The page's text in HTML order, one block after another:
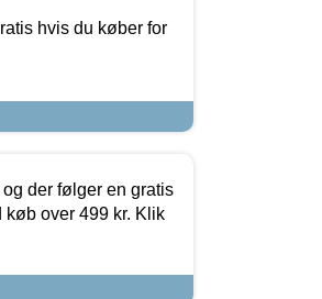
hvis du køber for
der følger en gratis
over 499 kr. Klik